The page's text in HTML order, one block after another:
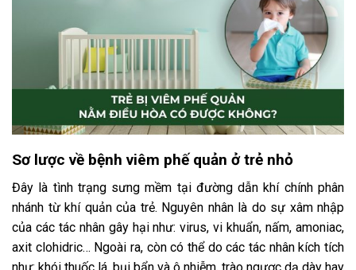
Sơ lược về bệnh viêm phế quản ở trẻ nhỏ
Đây là tình trạng sưng mềm tại đường dẫn khí chính phân
nhánh từ khí quản của trẻ. Nguyên nhân là do sự xâm nhập
của các tác nhân gây hại như: virus, vi khuẩn, nấm, amoniac,
axit clohidric… Ngoài ra, còn có thể do các tác nhân kích tích